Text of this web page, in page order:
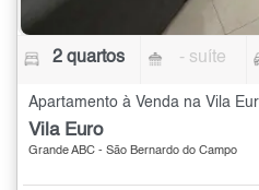
2 quartos - suíte
Apartamento à Venda na Vila
Vila Euro
Grande ABC - São Bernardo do Campo